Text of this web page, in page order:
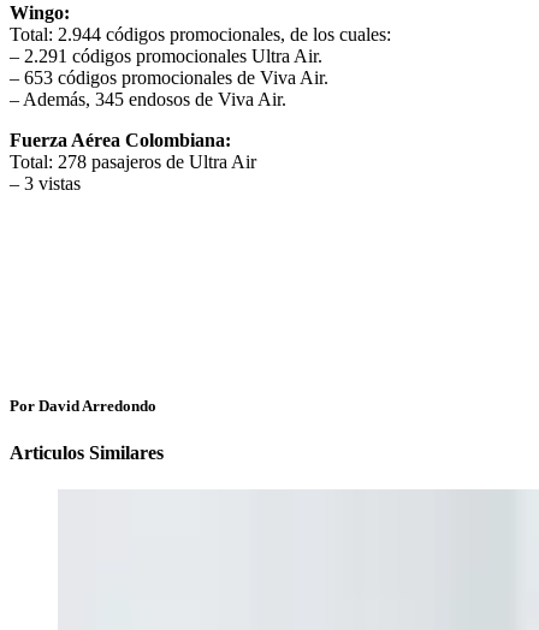
Wingo:
Total: 2.944 códigos promocionales, de los cuales:
– 2.291 códigos promocionales Ultra Air.
– 653 códigos promocionales de Viva Air.
– Además, 345 endosos de Viva Air.
Fuerza Aérea Colombiana:
Total: 278 pasajeros de Ultra Air
– 3 vistas
Por David Arredondo
Articulos Similares